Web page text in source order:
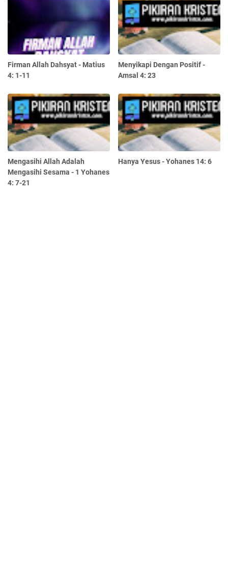
Firman Allah Dahsyat - Matius
4: 1-11
Menyikapi Dengan Positif -
Amsal 4: 23
Mengasihi Allah Adalah
Mengasihi Sesama - 1 Yohanes
4: 7-21
Hanya Yesus - Yohanes 14: 6